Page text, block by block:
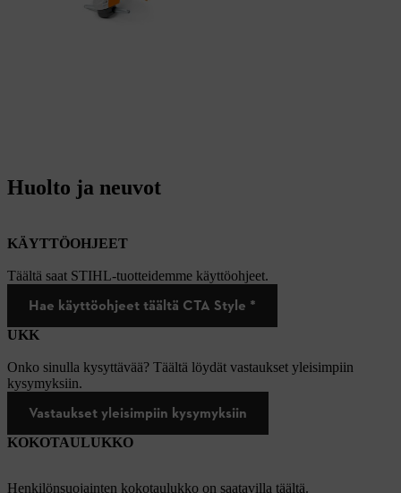
Huolto ja neuvot
KÄYTTÖOHJEET
Täältä saat STIHL-tuotteidemme käyttöohjeet.
Hae käyttöohjeet täältä CTA Style *
UKK
Onko sinulla kysyttävää? Täältä löydät vastaukset yleisimpiin
kysymyksiin.
Vastaukset yleisimpiin kysymyksiin
KOKOTAULUKKO
Henkilönsuojainten kokotaulukko on saatavilla täältä.